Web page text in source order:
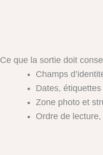
Ce que la sortie doit
Champs
Dates,
Zone photo et
Ordre de lecture,